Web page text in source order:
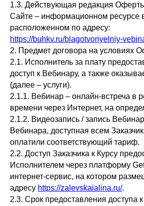
1.3. Действующая редакция
Сайте – информационном ресурсе
расположенном по адресу:
https://buhkv.ru/blagotvoriyelniy-
2. Предмет договора на условиях
2.1. Исполнитель за плату
доступ к Вебинару, а также
(далее – услуги).
2.1.1. Вебинар – онлайн-встреча в
времени через Интернет, на
2.1.2. Видеозапись / запись
Вебинара, доступная всем
оплатили соответствующий тариф.
2.2. Доступ Заказчика к Курсу
Исполнителем через платформу
интернет-сервис, на котором
адресу https://zalevskaialina.ru/.
2.3. Срок предоставления доступа